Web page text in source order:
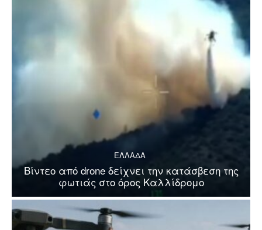
ΕΛΛΑΔΑ
Βίντεο από drone δείχνει την κατάσβεση της
φωτιάς στο όρος Καλλίδρομο